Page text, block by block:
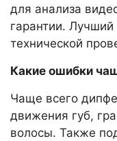
для анализа
гарантии. Лучший
технической
Какие ошибки
Чаще всего
движения губ,
волосы. Также